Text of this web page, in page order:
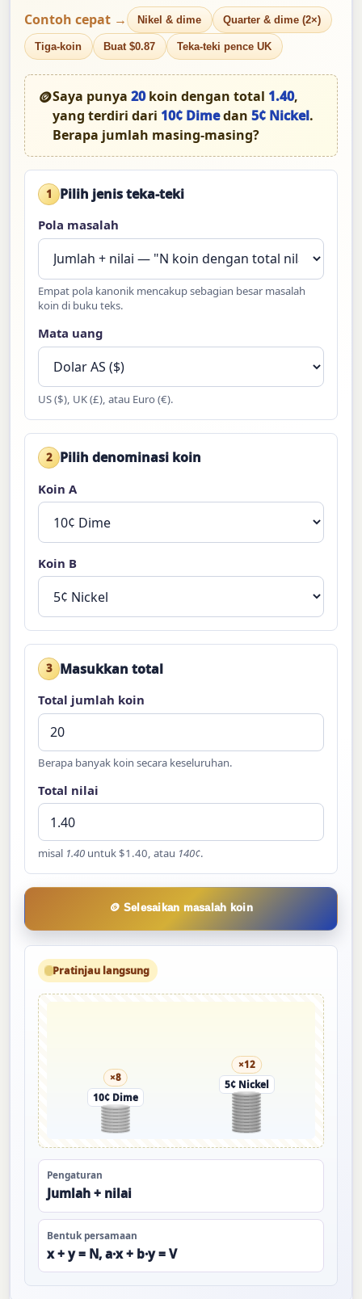
Contoh cepat → Nikel & dime Quarter & dime (2×)
Tiga-koin Buat $0.87 Teka-teki pence UK
🪙Saya punya 20koin dengan total 1.40,
yang terdiri dari 10¢ Dimedan 5¢ Nickel.
Berapa jumlah masing-masing?
1 Pilih jenis teka-teki
Pola masalah
Empat pola kanonik mencakup sebagian besar masalah
koin di buku teks.
Mata uang
US ($), UK (£), atau Euro (€).
2 Pilih denominasi koin
Koin A
Koin B
3 Masukkan total
Total jumlah koin
Berapa banyak koin secara keseluruhan.
Total nilai
misal 1.40 untuk $1.40, atau 140¢.
🪙 Selesaikan masalah koin
Pratinjau langsung
×8
10¢ Dime
×12
5¢ Nickel
Pengaturan
Jumlah + nilai
Bentuk persamaan
x + y = N, a·x + b·y = V